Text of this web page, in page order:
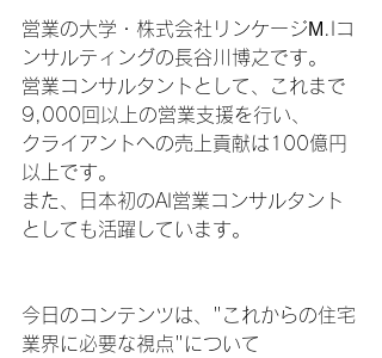
営業の大学・株式会社リンケージМ.Iコ
ンサルティングの長谷川博之です。
営業コンサルタントとして、これまで
9,000回以上の営業支援を行い、
クライアントへの売上貢献は100億円
以上です。
また、日本初のAI営業コンサルタント
としても活躍しています。
今日のコンテンツは、"これからの住宅
業界に必要な視点"について